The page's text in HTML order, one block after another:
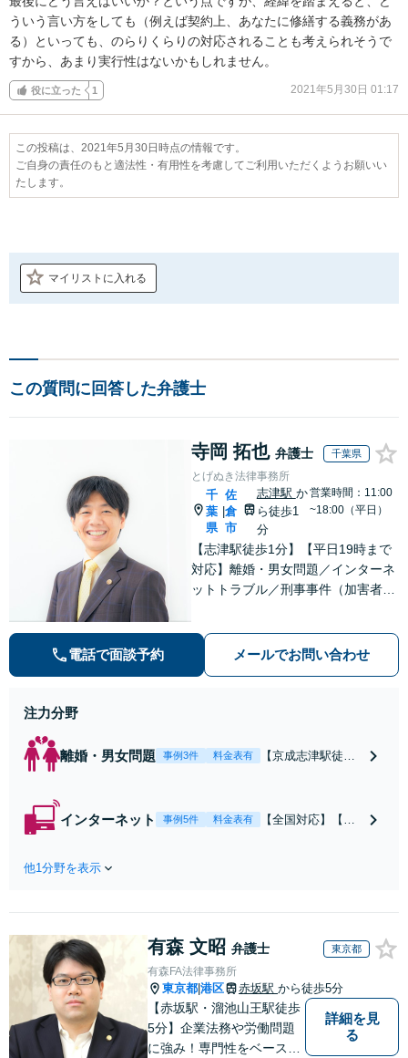
ういう言い方をしても（例えば契約上、あなたに修繕する義務があ
る）といっても、のらりくらりの対応されることも考えられそうで
すから、あまり実行性はないかもしれません。
役に立った 1 2021年5月30日 01:17
この投稿は、2021年5月30日時点の情報です。
ご自身の責任のもと適法性・有用性を考慮してご利用いただくようお願いい
たします。
マイリストに入れる
この質問に回答した弁護士
寺岡 拓也 弁護士 千葉県
とげぬき法律事務所
千
葉
県
|
佐
倉
市
志津駅 か
ら徒歩1
分
営業時間：11:00
~18:00（平日）
【志津駅徒歩1分】【平日19時まで
対応】離婚・男女問題／インターネ
ットトラブル／刑事事件（加害者被
す。お気軽にご相談ください【zoo
m面談可】【全国相談対応】
電話で面談予約 メールでお問い合わせ
注力分野
離婚・男女問題 事例3件 料金表有
【京成志津駅徒歩
や親権などご相談
ライン面談可能】
【全国対応】
インターネット 事例5件 料金表有
【全国対応】【オ
相談ください。ト
意見照会書が届い
を。相談から事務
手続き、交渉や書
面作成等、全て私
が対応します。
他1分野を表示
有森 文昭 弁護士 東京都
有森FA法律事務所
東京都 港区 赤坂駅 から徒歩5分
【赤坂駅・溜池山王駅徒歩
5分】企業法務や労働問題
に強み！専門性をベースに
詳細を見
る